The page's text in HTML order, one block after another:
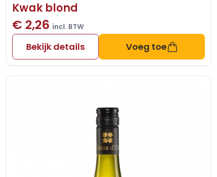
Kwak blond
€ 2,26 incl. BTW
Bekijk details Voeg toe